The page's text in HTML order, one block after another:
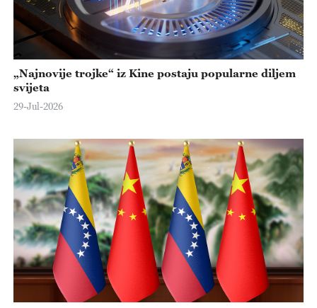
„Najnovije trojke“ iz Kine postaju popularne diljem
svijeta
29-Jul-2026